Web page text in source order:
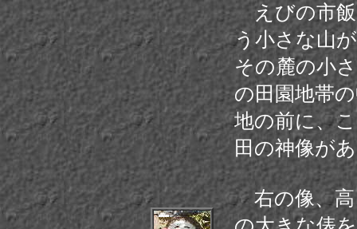
えびの市
う小さな山
その麓の小
の田園地帯
地の前に、
田の神像が
右の像、高